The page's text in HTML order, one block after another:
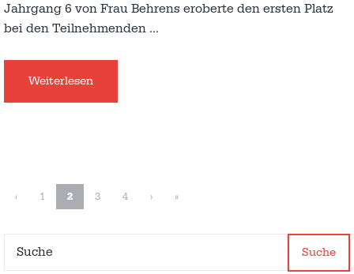
Jahrgang 6 von Frau Behrens eroberte den ersten Platz
bei den Teilnehmenden …
Weiterlesen
‹ 1 2 3 4 › »
Suche